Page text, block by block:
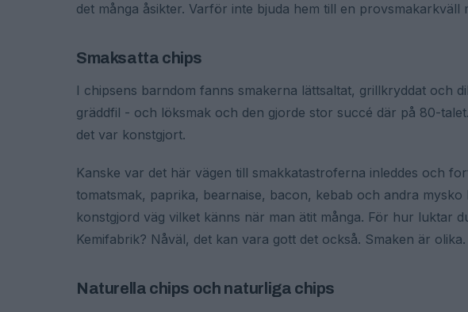
det många åsikter. Varför inte bjuda hem till en provsmakarkväll
Smaksatta chips
I chipsens barndom fanns smakerna lättsaltat, grillkryddat och
gräddfil - och löksmak och den gjorde stor succé där på 80-
det var konstgjort.
Kanske var det här vägen till smakkatastroferna inleddes och
tomatsmak, paprika, bearnaise, bacon, kebab och andra
konstgjord väg vilket känns när man ätit många. För hur luktar
Kemifabrik? Nåväl, det kan vara gott det också. Smaken är olika.
Naturella chips och naturliga chips